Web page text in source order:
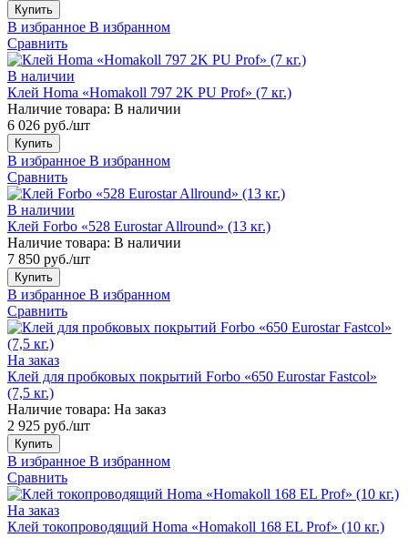
Купить
В избранное В избранном
Сравнить
В наличии
Клей Homa «Homakoll 797 2K PU Prof» (7 кг.)
Наличие товара: В наличии
6 026 руб./шт
Купить
В избранное В избранном
Сравнить
В наличии
Клей Forbo «528 Eurostar Allround» (13 кг.)
Наличие товара: В наличии
7 850 руб./шт
Купить
В избранное В избранном
Сравнить
На заказ
Клей для пробковых покрытий Forbo «650 Eurostar Fastcol»
(7,5 кг.)
Наличие товара: На заказ
2 925 руб./шт
Купить
В избранное В избранном
Сравнить
На заказ
Клей токопроводящий Homa «Homakoll 168 EL Prof» (10 кг.)